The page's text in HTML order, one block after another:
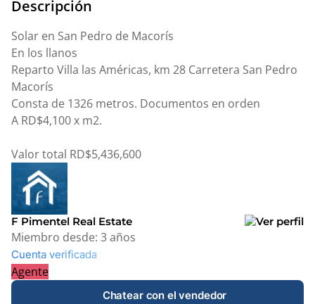
Descripción
Solar en San Pedro de Macorís
En los llanos
Reparto Villa las Américas, km 28 Carretera San Pedro
Macorís
Consta de 1326 metros. Documentos en orden
A RD$4,100 x m2.
Valor total RD$5,436,600
F Pimentel Real Estate
Miembro desde: 3 años
Cuenta verificada
Agente
Chatear con el vendedor